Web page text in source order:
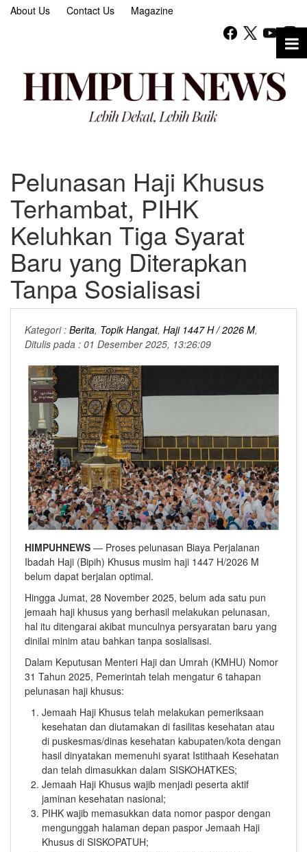
About Us Contact Us Magazine
Pelunasan Haji Khusus
Terhambat, PIHK
Keluhkan Tiga Syarat
Baru yang Diterapkan
Tanpa Sosialisasi
Kategori : Berita, Topik Hangat, Haji 1447 H / 2026 M,
Ditulis pada : 01 Desember 2025, 13:26:09
HIMPUHNEWS — Proses pelunasan Biaya Perjalanan
Ibadah Haji (Bipih) Khusus musim haji 1447 H/2026 M
belum dapat berjalan optimal.
Hingga Jumat, 28 November 2025, belum ada satu pun
jemaah haji khusus yang berhasil melakukan pelunasan,
hal itu ditengarai akibat munculnya persyaratan baru yang
dinilai minim atau bahkan tanpa sosialisasi.
Dalam Keputusan Menteri Haji dan Umrah (KMHU) Nomor
31 Tahun 2025, Pemerintah telah mengatur 6 tahapan
pelunasan haji khusus:
Jemaah Haji Khusus telah melakukan pemeriksaan
kesehatan dan diutamakan di fasilitas kesehatan atau
di puskesmas/dinas kesehatan kabupaten/kota dengan
hasil dinyatakan memenuhi syarat Istithaah Kesehatan
dan telah dimasukkan dalam SISKOHATKES;
Jemaah Haji Khusus wajib menjadi peserta aktif
jaminan kesehatan nasional;
PIHK wajib memasukkan data nomor paspor dengan
mengunggah halaman depan paspor Jemaah Haji
Khusus di SISKOPATUH;